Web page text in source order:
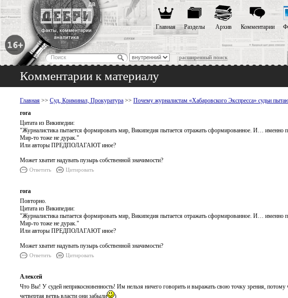
расширенный поиск
Главная Разделы Архив Комментарии
Комментарии к материалу
Главная >> Суд, Криминал, Прокуратура >> Почему журналистам «Хабаровского Экспресса» судьи
гога
Цитата из Википедии:
"Журналистика пытается формировать мир, Википедия пытается отражать сформированное. И… именно
Мир-то тоже не дурак."
Или авторы ПРЕДПОЛАГАЮТ иное?
Может хватит надувать пузырь собственной значимости?
Ответить Цитировать
гога
Повторно.
Цитата из Википедии:
"Журналистика пытается формировать мир, Википедия пытается отражать сформированное. И… именно
Мир-то тоже не дурак."
Или авторы ПРЕДПОЛАГАЮТ иное?
Может хватит надувать пузырь собственной значимости?
Ответить Цитировать
Алексей
Что Вы! У судей неприкосновенность! Им нельзя ничего говорить и выражать свою точку зрения,
четвертая ветвь власти они забыли
)